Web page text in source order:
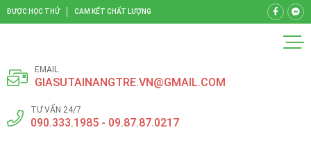
ĐƯỢC HỌC THỬ CAM KẾT CHẤT LƯỢNG
EMAIL
GIASUTAINANGTRE.VN@GMAIL.COM
TƯ VẤN 24/7
090.333.1985 - 09.87.87.0217